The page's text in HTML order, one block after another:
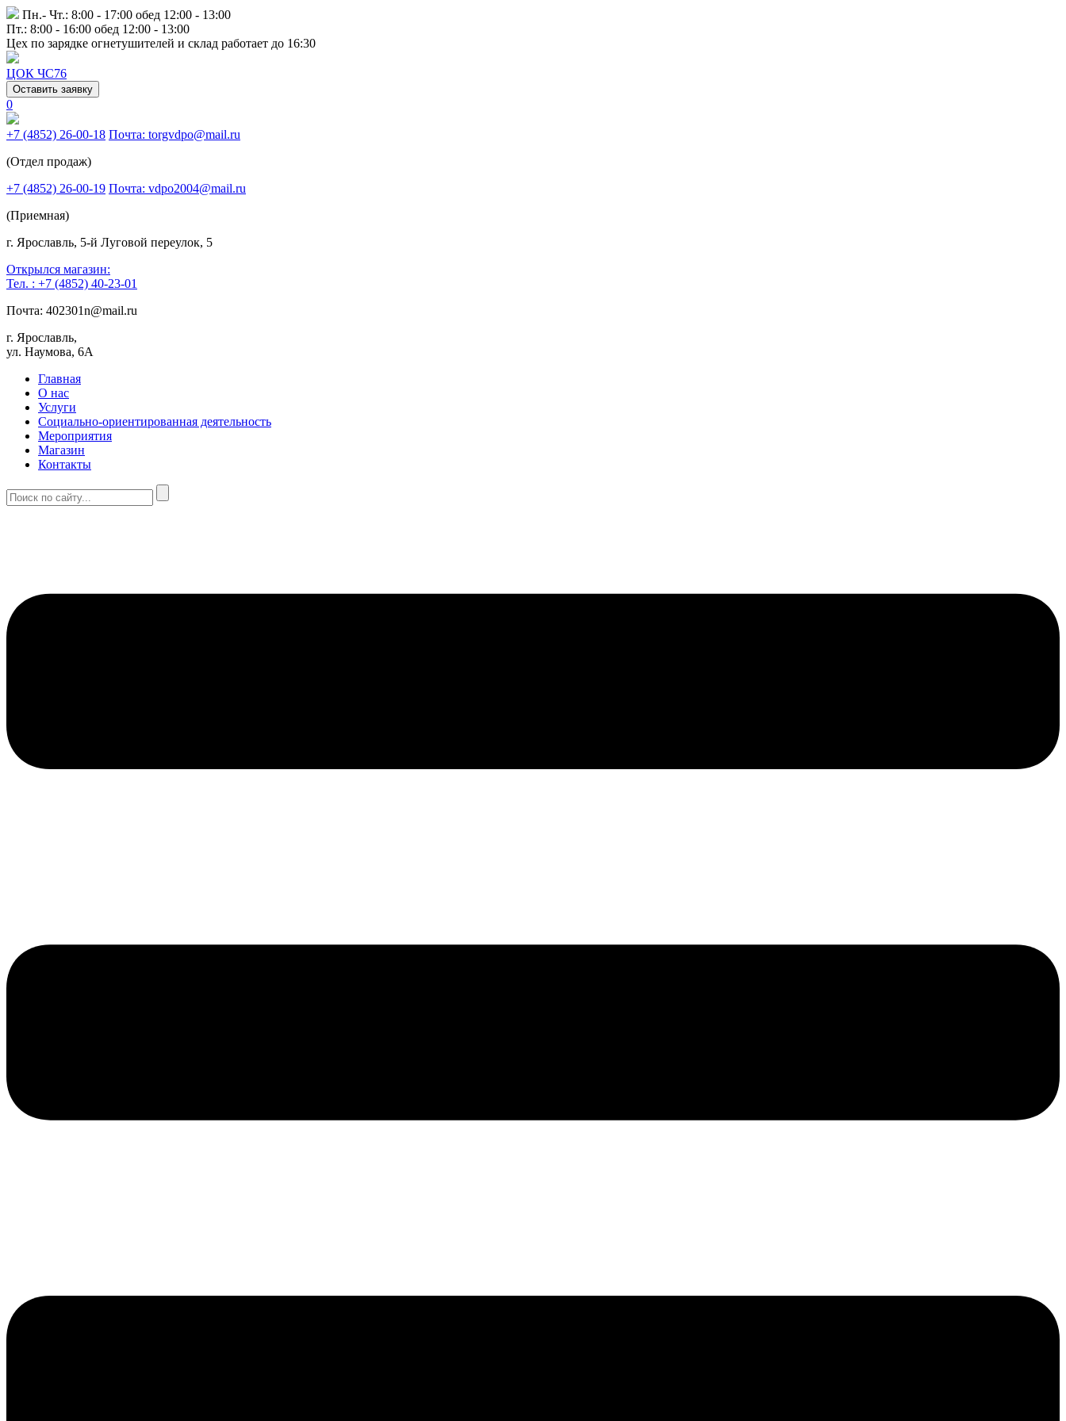
Пн.- Чт.: 8:00 - 17:00 обед 12:00 - 13:00
Пт.: 8:00 - 16:00 обед 12:00 - 13:00
Цех по зарядке огнетушителей и склад работает до 16:30
ЦОК ЧС76
Оставить заявку
0
+7 (4852) 26-00-18 Почта: torgvdpo@mail.ru
(Отдел продаж)
+7 (4852) 26-00-19 Почта: vdpo2004@mail.ru
(Приемная)
г. Ярославль, 5-й Луговой переулок, 5
Открылся магазин:
Тел. : +7 (4852) 40-23-01
Почта: 402301n@mail.ru
г. Ярославль,
ул. Наумова, 6А
Главная
О нас
Услуги
Социально-ориентированная деятельность
Мероприятия
Магазин
Контакты